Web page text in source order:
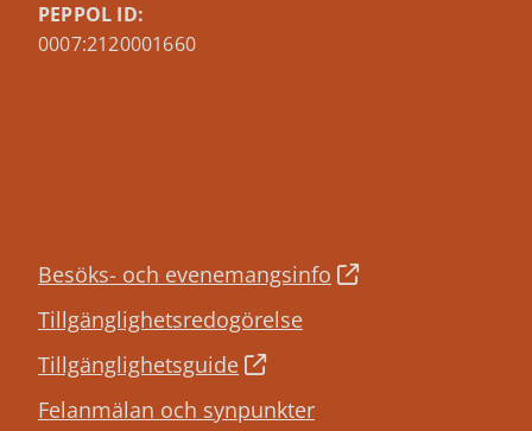
PEPPOL ID:
0007:2120001660
Besöks- och evenemangsinfo
Tillgänglighetsredogörelse
Tillgänglighetsguide
Felanmälan och synpunkter